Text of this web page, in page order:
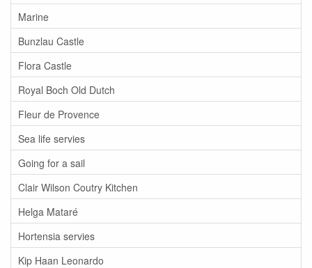
Marine
Bunzlau Castle
Flora Castle
Royal Boch Old Dutch
Fleur de Provence
Sea life servies
Going for a sail
Clair Wilson Coutry Kitchen
Helga Mataré
Hortensia servies
Kip Haan Leonardo